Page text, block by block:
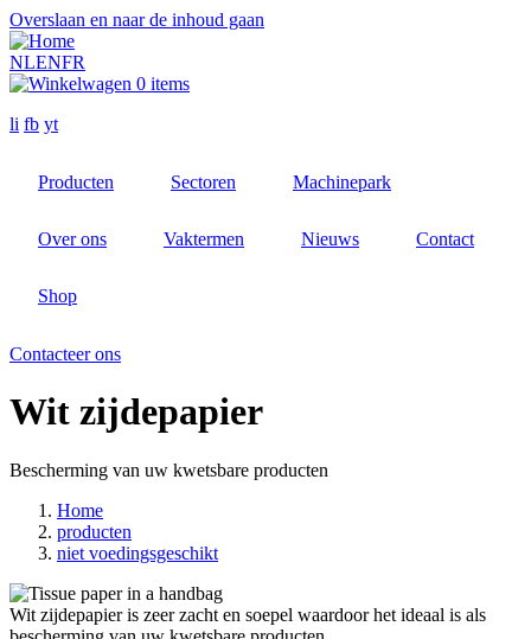
Overslaan en naar de inhoud gaan
NLENFR
0 items
li fb yt
Producten Sectoren Machinepark
Over ons Vaktermen Nieuws Contact
Shop
Contacteer ons
Wit zijdepapier
Bescherming van uw kwetsbare producten
Home
producten
niet voedingsgeschikt
Wit zijdepapier is zeer zacht en soepel waardoor het ideaal is als